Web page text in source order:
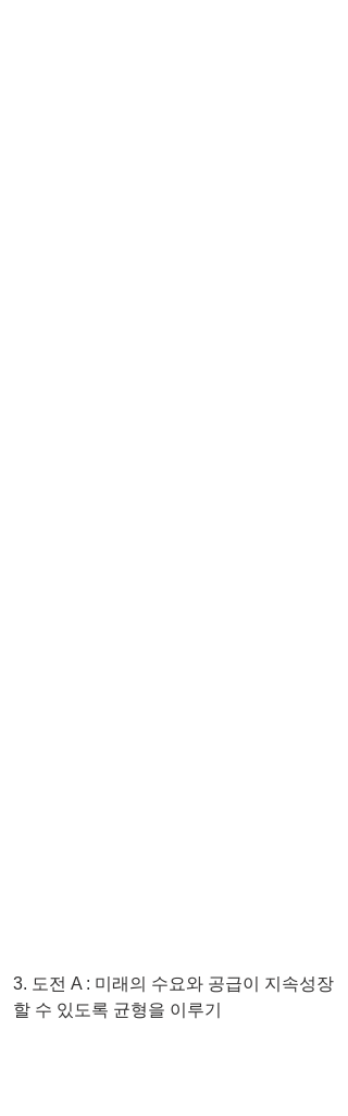
3. 도전 A : 미래의 수요와 공급이 지속성장
할 수 있도록 균형을 이루기